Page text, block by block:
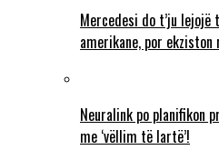
Mercedesi do t’ju
amerikane, por ekziston
Neuralink po planifikon
me ‘vëllim të lartë’!